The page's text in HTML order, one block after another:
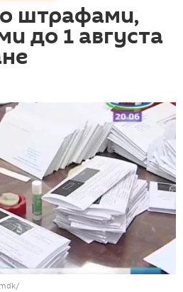
штрафами,
до 1 августа